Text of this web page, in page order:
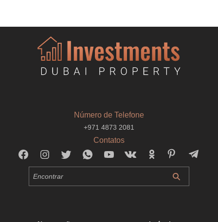
Número de Telefone
+971 4873 2081
Contatos